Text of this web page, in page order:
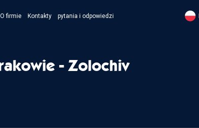
O firmie Kontakty pytania i odpowiedzi
- Zolochiv